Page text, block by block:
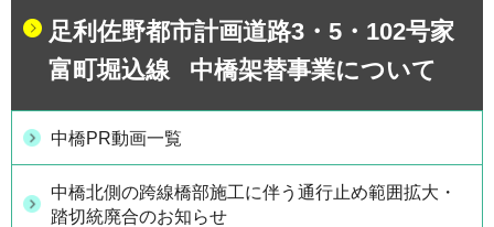
足利佐野都市計画道路3・5・102号家
富町堀込線 中橋架替事業について
中橋PR動画一覧
中橋北側の跨線橋部施工に伴う通行止め範囲拡大・
踏切統廃合のお知らせ